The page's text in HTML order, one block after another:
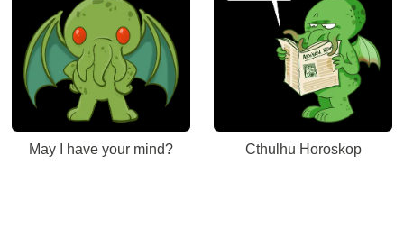
May I have your mind? Cthulhu Horoskop